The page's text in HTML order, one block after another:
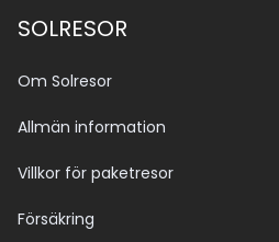
SOLRESOR
Om Solresor
Allmän information
Villkor för paketresor
Försäkring